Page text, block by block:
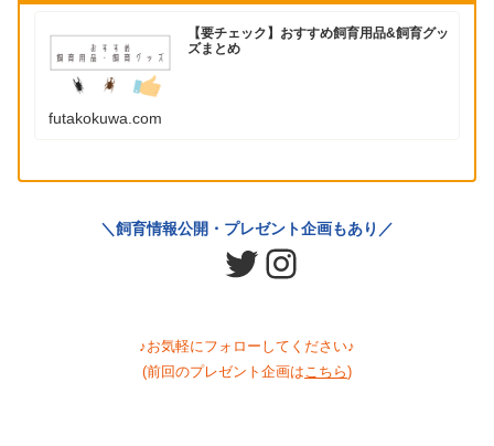
【要チェック】おすすめ飼育用品&飼育グッ
ズまとめ
futakokuwa.com
＼飼育情報公開・プレゼント企画もあり／
Twitter
Instagram
♪お気軽にフォローしてください♪
(前回のプレゼント企画は こちら)